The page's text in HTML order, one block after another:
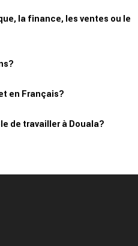
la finance, les ventes ou le
en Français?
de travailler à Douala?